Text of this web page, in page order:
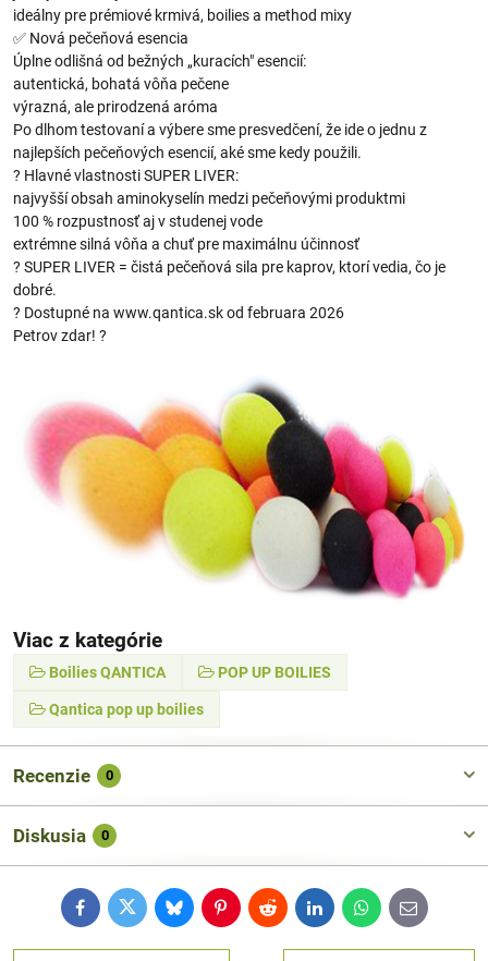
ideálny pre prémiové krmivá, boilies a method mixy
✅ Nová pečeňová esencia
Úplne odlišná od bežných „kuracích" esencií:
autentická, bohatá vôňa pečene
výrazná, ale prirodzená aróma
Po dlhom testovaní a výbere sme presvedčení, že ide o jednu z
najlepších pečeňových esencií, aké sme kedy použili.
? Hlavné vlastnosti SUPER LIVER:
najvyšší obsah aminokyselín medzi pečeňovými produktmi
100 % rozpustnosť aj v studenej vode
extrémne silná vôňa a chuť pre maximálnu účinnosť
? SUPER LIVER = čistá pečeňová sila pre kaprov, ktorí vedia, čo je
dobré.
? Dostupné na www.qantica.sk od februara 2026
Petrov zdar! ?
Viac z kategórie
Boilies QANTICA POP UP BOILIES
Qantica pop up boilies
Recenzie 0
Diskusia 0
FacebookTwitterBlueskyPinterestRedditLinkedInWhatsApp
E-
mail